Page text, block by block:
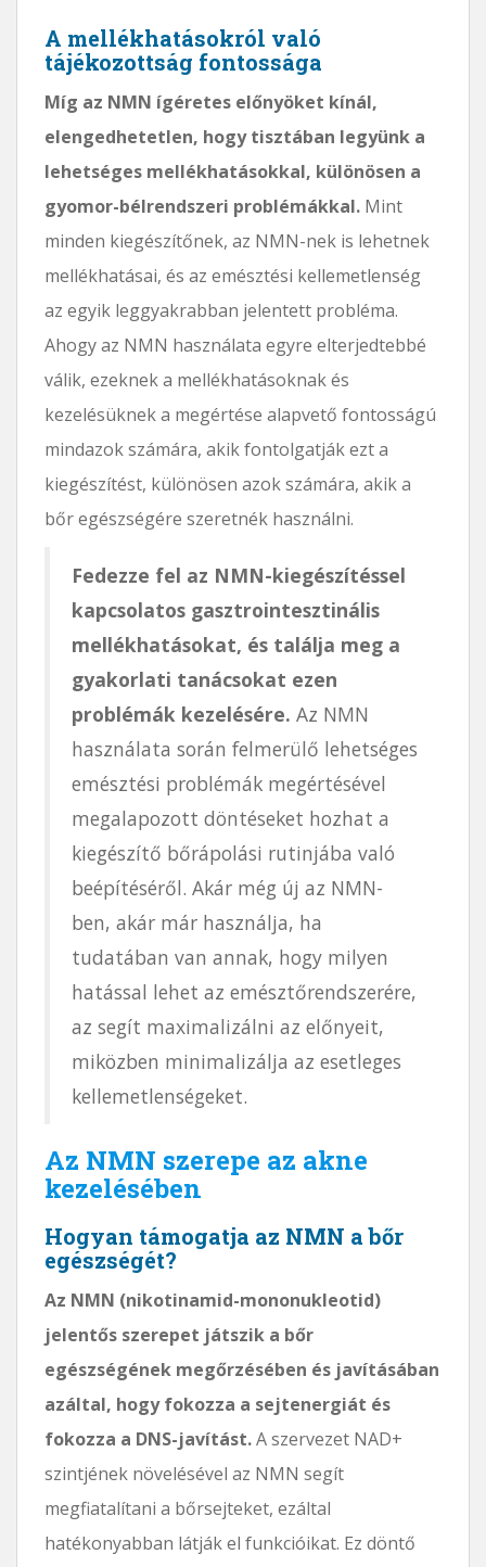
A mellékhatásokról való
tájékozottság fontossága
Míg az NMN ígéretes előnyöket kínál,
elengedhetetlen, hogy tisztában legyünk a
lehetséges mellékhatásokkal, különösen a
gyomor-bélrendszeri problémákkal. Mint
minden kiegészítőnek, az NMN-nek is lehetnek
mellékhatásai, és az emésztési kellemetlenség
az egyik leggyakrabban jelentett probléma.
Ahogy az NMN használata egyre elterjedtebbé
válik, ezeknek a mellékhatásoknak és
kezelésüknek a megértése alapvető fontosságú
mindazok számára, akik fontolgatják ezt a
kiegészítést, különösen azok számára, akik a
bőr egészségére szeretnék használni.
Fedezze fel az NMN-kiegészítéssel
kapcsolatos gasztrointesztinális
mellékhatásokat, és találja meg a
gyakorlati tanácsokat ezen
problémák kezelésére. Az NMN
használata során felmerülő lehetséges
emésztési problémák megértésével
megalapozott döntéseket hozhat a
kiegészítő bőrápolási rutinjába való
beépítéséről. Akár még új az NMN-
ben, akár már használja, ha
tudatában van annak, hogy milyen
hatással lehet az emésztőrendszerére,
az segít maximalizálni az előnyeit,
miközben minimalizálja az esetleges
kellemetlenségeket.
Az NMN szerepe az akne
kezelésében
Hogyan támogatja az NMN a bőr
egészségét?
Az NMN (nikotinamid-mononukleotid)
jelentős szerepet játszik a bőr
egészségének megőrzésében és javításában
azáltal, hogy fokozza a sejtenergiát és
fokozza a DNS-javítást.A szervezet NAD+
szintjének növelésével az NMN segít
megfiatalítani a bőrsejteket, ezáltal
hatékonyabban látják el funkcióikat. Ez döntő